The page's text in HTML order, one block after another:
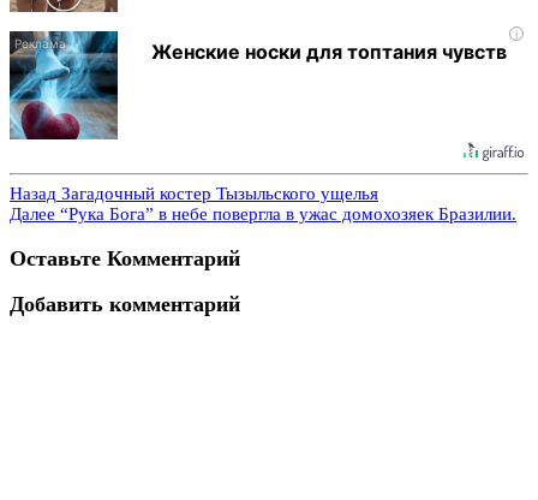
i
Женские носки для топтания чувств
Назад Загадочный костер Тызыльского ущелья
Далее “Рука Бога” в небе повергла в ужас домохозяек Бразилии.
Оставьте Комментарий
Добавить комментарий